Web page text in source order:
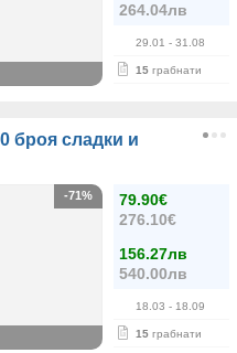
264.04лв
29.01 - 31.08
15 грабнати
броя сладки и
79.90€
276.10€
156.27лв
540.00лв
18.03 - 18.09
15 грабнати
-71%